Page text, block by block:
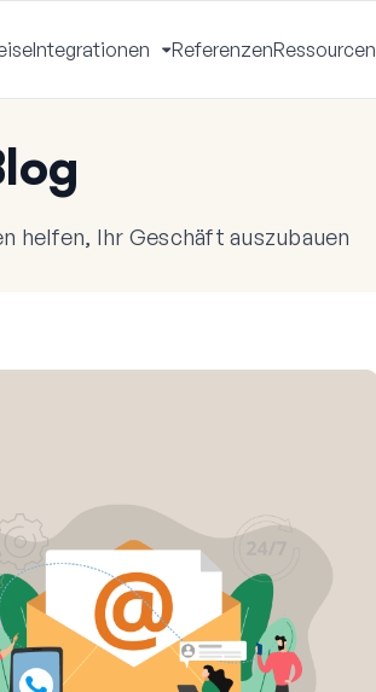
Integrationen
Menü
umschalten
ReferenzenRessourcen
helfen, Ihr Geschäft auszubauen